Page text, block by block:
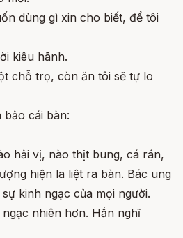
dùng gì xin cho biết, để tôi
kiêu hãnh.
chỗ trọ, còn ăn tôi sẽ tự lo
cái bàn:
hải vị, nào thịt bung, cá rán,
hiện la liệt ra bàn. Bác ung
kinh ngạc của mọi người.
nhiên hơn. Hắn nghĩ